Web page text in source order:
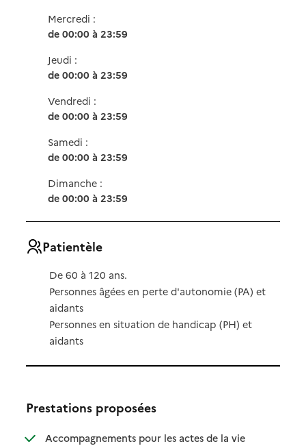
Mercredi :
de 00:00 à 23:59
Jeudi :
de 00:00 à 23:59
Vendredi :
de 00:00 à 23:59
Samedi :
de 00:00 à 23:59
Dimanche :
de 00:00 à 23:59
Patientèle
De 60 à 120 ans.
Personnes âgées en perte d'autonomie (PA) et
aidants
Personnes en situation de handicap (PH) et
aidants
Prestations proposées
Accompagnements pour les actes de la vie